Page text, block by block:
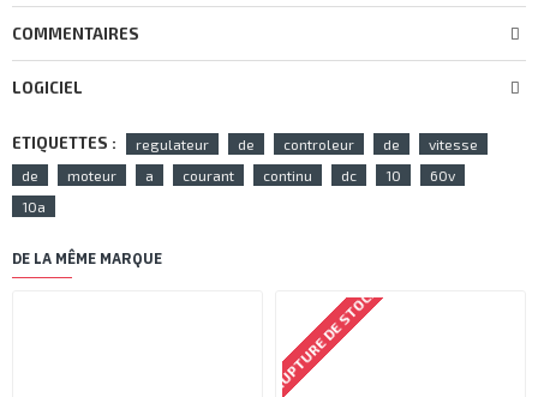
COMMENTAIRES
LOGICIEL
ETIQUETTES : regulateur de controleur de
vitesse
de
moteur a courant continu dc 10
60v
10a
DE LA MÊME MARQUE
RUPTURE DE STOCK